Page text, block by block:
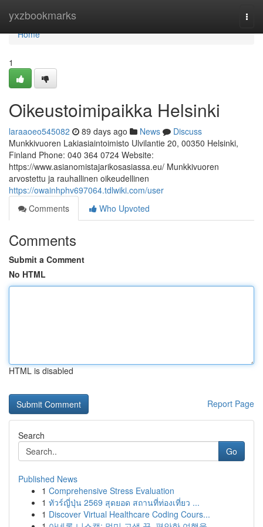
yxzbookmarks
Home
Home
1
Oikeustoimipaikka Helsinki
laraaoeo545082 89 days ago News
Discuss
Munkkivuoren Lakiasiaintoimisto Ulvilantie 20, 00350 Helsinki,
Finland Phone: 040 364 0724 Website:
https://www.asianomistajarikosasiassa.eu/ Munkkivuoren
arvostettu ja rauhallinen oikeudellinen
https://owainhphv697064.tdlwiki.com/user
Comments
Who Upvoted
Comments
Submit a Comment
No HTML
HTML is disabled
Report Page
Search
Go
Published News
1 Comprehensive Stress Evaluation
1 ทัวร์ญี่ปุ่น 2569 สุดยอด สถานที่ท่องเที่ยว ...
1 Discover Virtual Healthcare Coding Cours...